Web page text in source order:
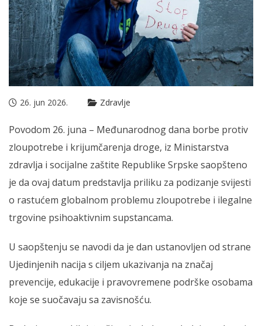
26. jun 2026. Zdravlje
Povodom 26. juna – Međunarodnog dana borbe protiv
zloupotrebe i krijumčarenja droge, iz Ministarstva
zdravlja i socijalne zaštite Republike Srpske saopšteno
je da ovaj datum predstavlja priliku za podizanje svijesti
o rastućem globalnom problemu zloupotrebe i ilegalne
trgovine psihoaktivnim supstancama.
U saopštenju se navodi da je dan ustanovljen od strane
Ujedinjenih nacija s ciljem ukazivanja na značaj
prevencije, edukacije i pravovremene podrške osobama
koje se suočavaju sa zavisnošću.